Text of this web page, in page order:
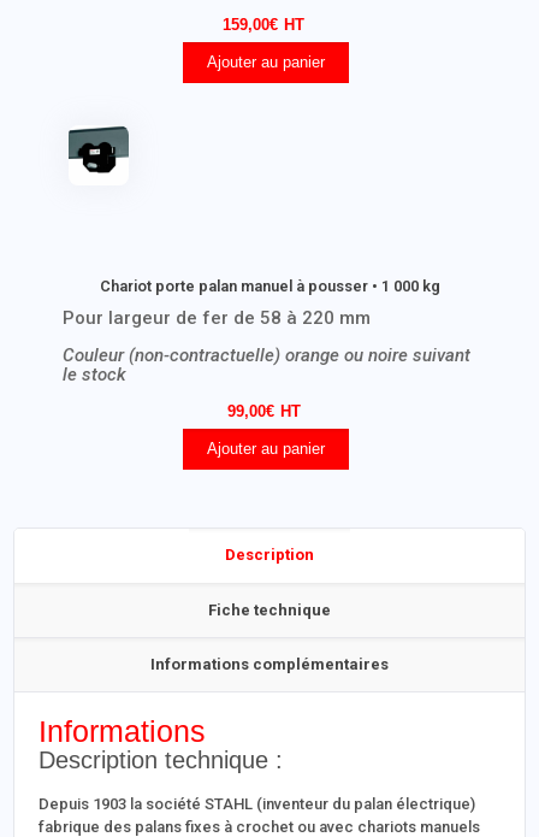
159,00€
Ajouter au panier
Chariot porte palan manuel à pousser • 1 000 kg
Pour largeur de fer de 58 à 220 mm
Couleur (non-contractuelle) orange ou noire suivant
le stock
99,00€
Ajouter au panier
Description
Fiche technique
Informations complémentaires
Informations
Description technique :
Depuis 1903 la société STAHL (inventeur du palan électrique)
fabrique des palans fixes à crochet ou avec chariots manuels